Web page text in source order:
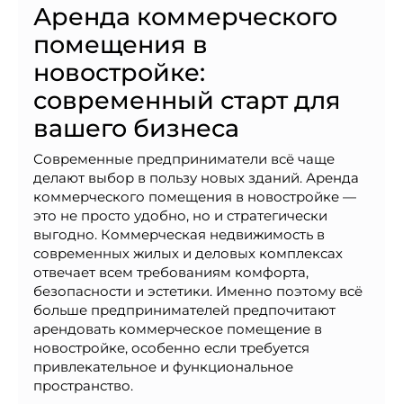
Аренда коммерческого
помещения в
новостройке:
современный старт для
вашего бизнеса
Современные предприниматели всё чаще
делают выбор в пользу новых зданий. Аренда
коммерческого помещения в новостройке —
это не просто удобно, но и стратегически
выгодно. Коммерческая недвижимость в
современных жилых и деловых комплексах
отвечает всем требованиям комфорта,
безопасности и эстетики. Именно поэтому всё
больше предпринимателей предпочитают
арендовать коммерческое помещение в
новостройке, особенно если требуется
привлекательное и функциональное
пространство.